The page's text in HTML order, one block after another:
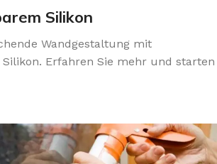
Silikon
Wandgestaltung mit
Erfahren Sie mehr und starten